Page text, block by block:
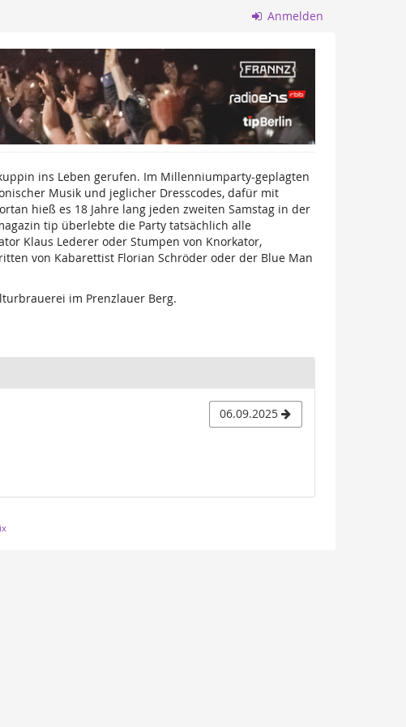
Anmelden
ins Leben gerufen. Im Millenniumparty-geplagten
Musik und jeglicher Dresscodes, dafür mit
hieß es 18 Jahre lang jeden zweiten Samstag in der
tip überlebte die Party tatsächlich alle
Klaus Lederer oder Stumpen von Knorkator,
von Kabarettist Florian Schröder oder der Blue Man
im Prenzlauer Berg.
06.09.2025